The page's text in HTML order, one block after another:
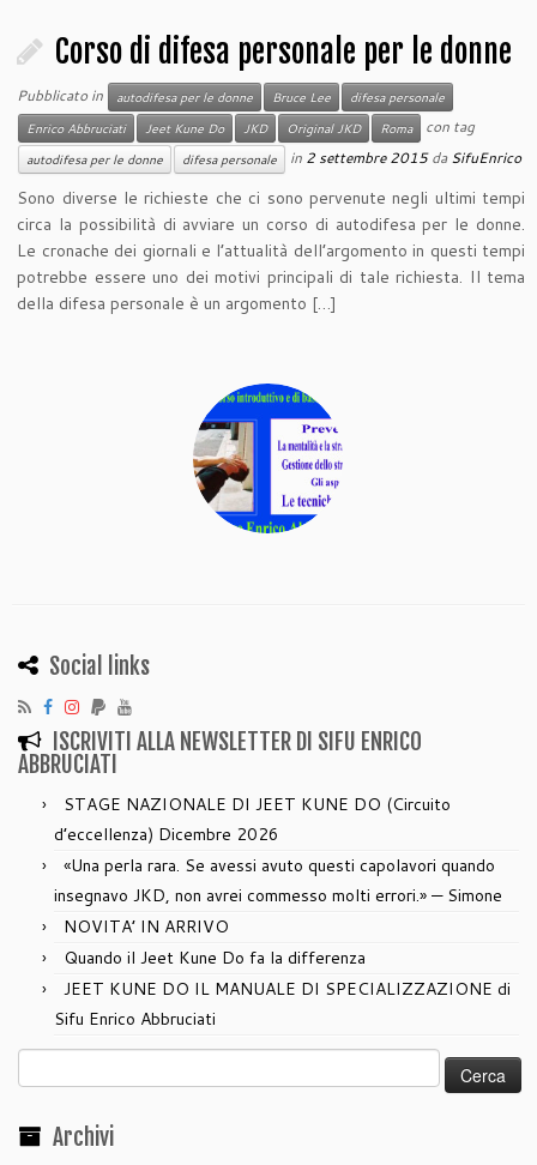
Corso di difesa personale per le donne
Pubblicato in autodifesa per le donne Bruce Lee
difesa personale
Enrico Abbruciati
Jeet Kune Do JKD Original JKD Roma con tag
autodifesa per le donne difesa personale in 2 settembre 2015 daSifuEnrico
Sono diverse le richieste che ci sono pervenute negli ultimi tempi
circa la possibilità di avviare un corso di autodifesa per le donne.
Le cronache dei giornali e l’attualità dell’argomento in questi tempi
potrebbe essere uno dei motivi principali di tale richiesta. Il tema
della difesa personale è un argomento […]
Social links
ISCRIVITI ALLA NEWSLETTER DI SIFU ENRICO
ABBRUCIATI
STAGE NAZIONALE DI JEET KUNE DO (Circuito
d’eccellenza) Dicembre 2026
«Una perla rara. Se avessi avuto questi capolavori quando
insegnavo JKD, non avrei commesso molti errori.» — Simone
NOVITA’ IN ARRIVO
Quando il Jeet Kune Do fa la differenza
JEET KUNE DO IL MANUALE DI SPECIALIZZAZIONE di
Sifu Enrico Abbruciati
per:
Archivi